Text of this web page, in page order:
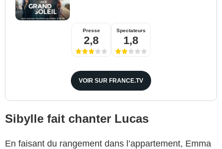
Presse
2,8
Spectateurs
1,8
VOIR SUR FRANCE.TV
Sibylle fait chanter Lucas
En faisant du rangement dans l’appartement, Emma